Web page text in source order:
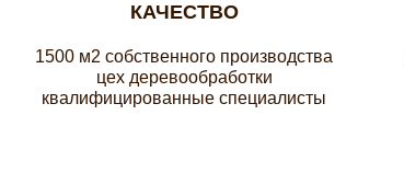
КАЧЕСТВО
1500 м2 собственного производства
цех деревообработки
квалифицированные специалисты